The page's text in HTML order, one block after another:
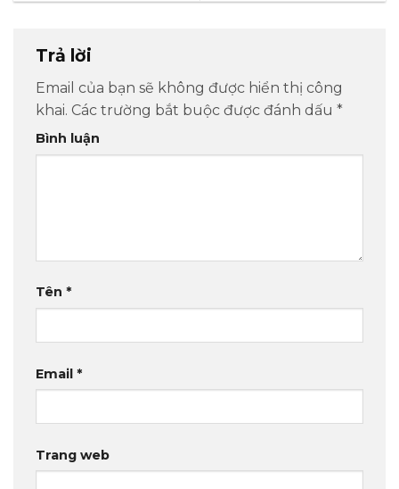
toán tuyển dụng mùa
Trả lời
Email của bạn sẽ không được hiển thị công
khai. Các trường bắt buộc được đánh dấu *
Bình luận
Tên *
Email *
Trang web